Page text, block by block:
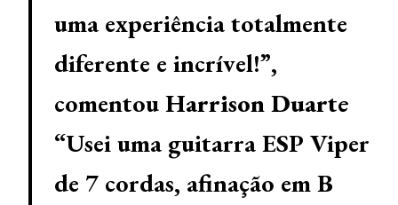
uma experiência totalmente
diferente e incrível!”,
comentou Harrison Duarte
“Usei uma guitarra ESP Viper
de 7 cordas, afinação em B